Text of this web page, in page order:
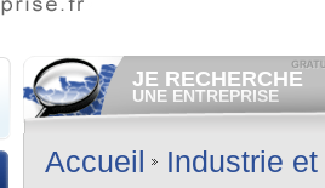
JE RECHERCHE
UNE ENTREPRISE
Consulter gratuitementles
vendre.
Et/ou déposergratuitement
Accueil Industrie